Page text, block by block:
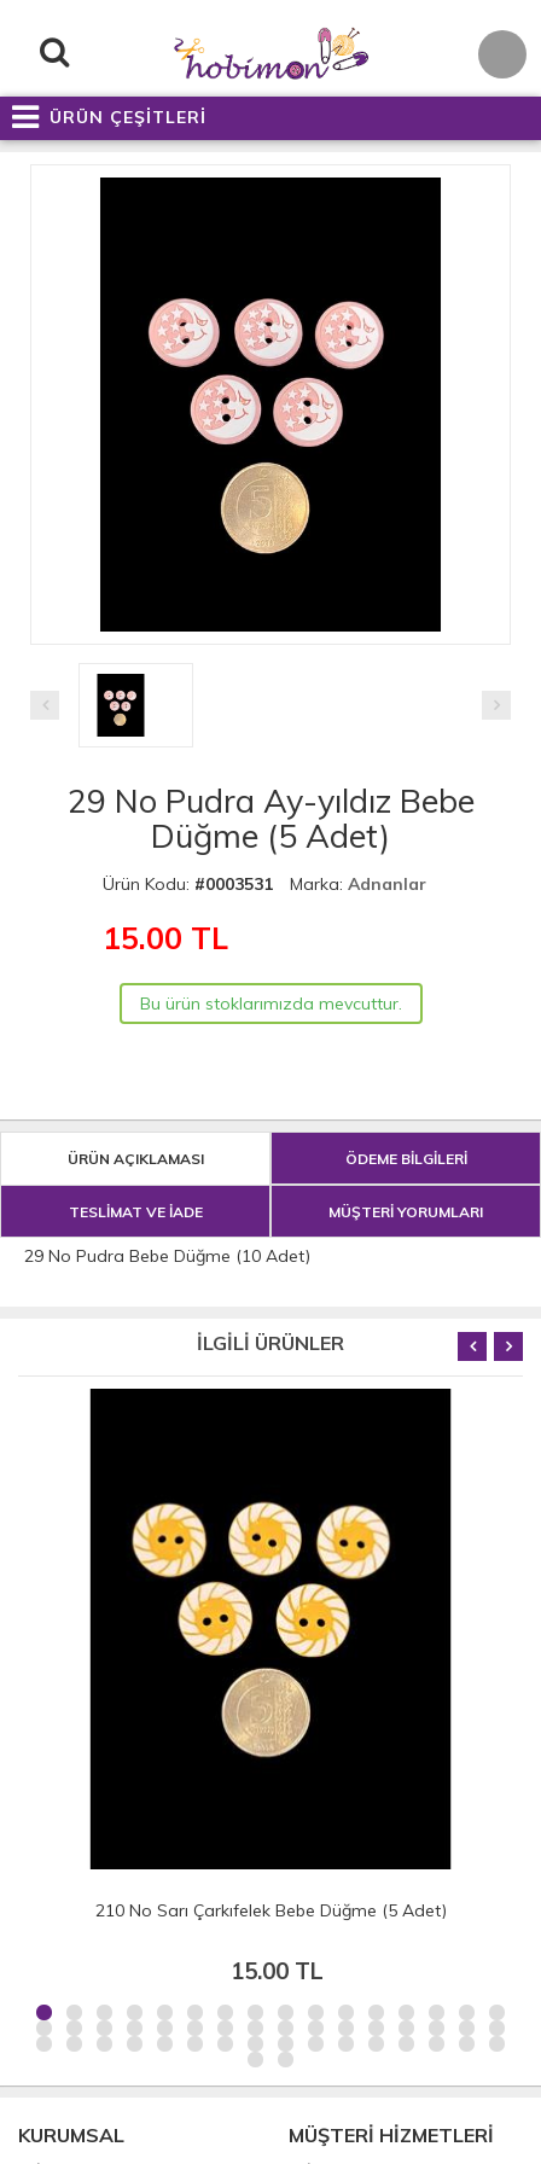
ÜRÜN ÇEŞİTLERİ
29 No Pudra Ay-yıldız Bebe
Düğme (5 Adet)
Ürün Kodu: #0003531 Marka: Adnanlar
15.00 TL
Bu ürün stoklarımızda mevcuttur.
ÜRÜN AÇIKLAMASI ÖDEME BİLGİLERİ
TESLİMAT VE İADE MÜŞTERİ YORUMLARI
29 No Pudra Bebe Düğme (10 Adet)
İLGİLİ ÜRÜNLER
210 No Sarı Çarkıfelek Bebe Düğme (5 Adet)
15.00 TL
KURUMSAL MÜŞTERİ HİZMETLERİ